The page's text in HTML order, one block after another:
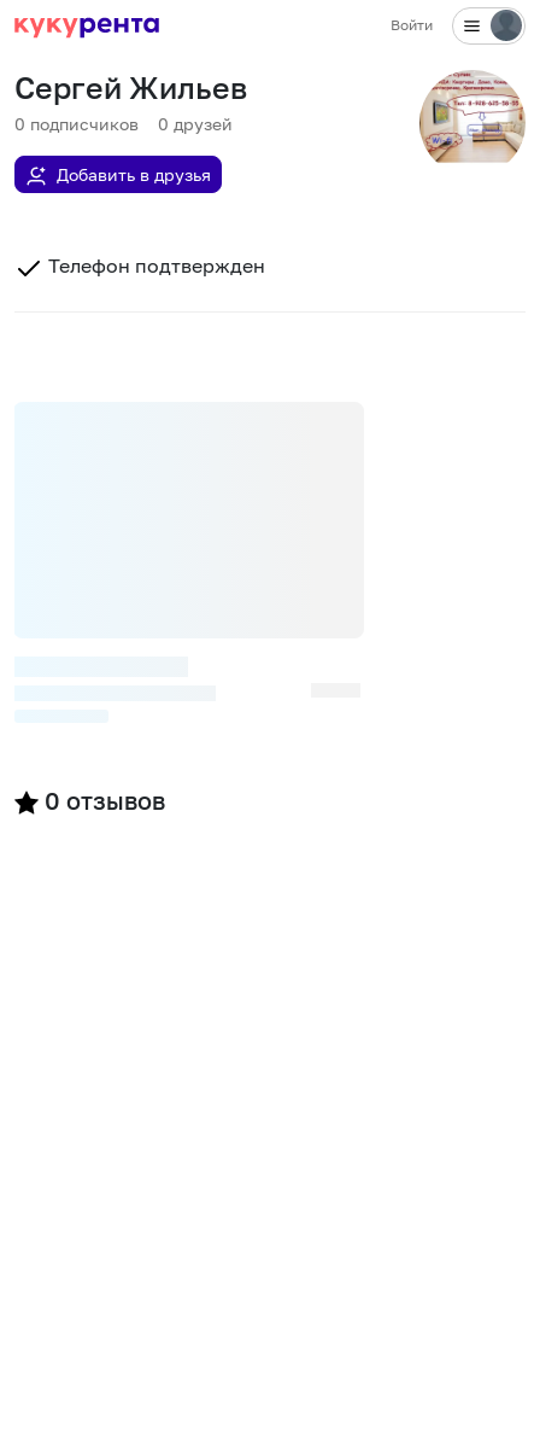
Войти
Сергей Жильев
0 подписчиков 0 друзей
Добавить в друзья
Телефон подтвержден
0 отзывов